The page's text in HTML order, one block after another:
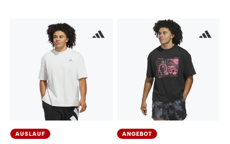
AUSLAUF ANGEBOT